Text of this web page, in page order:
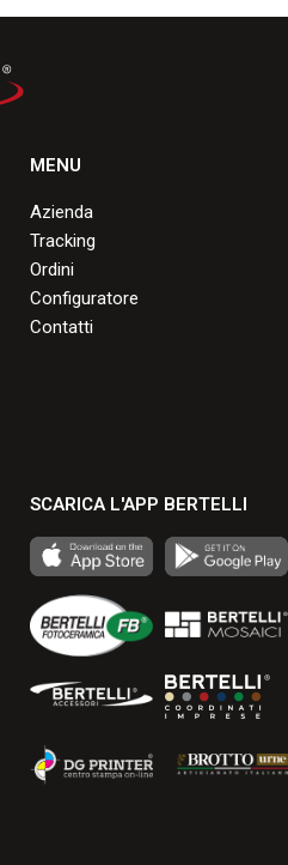
MENU
Azienda
Tracking
Ordini
Configuratore
Contatti
SCARICA L'APP BERTELLI